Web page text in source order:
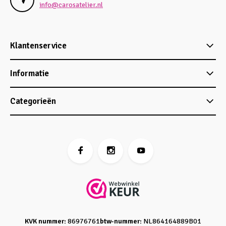
info@carosatelier.nl
Klantenservice
Informatie
Categorieën
KVK nummer: 86976761btw-nummer: NL864164889B01